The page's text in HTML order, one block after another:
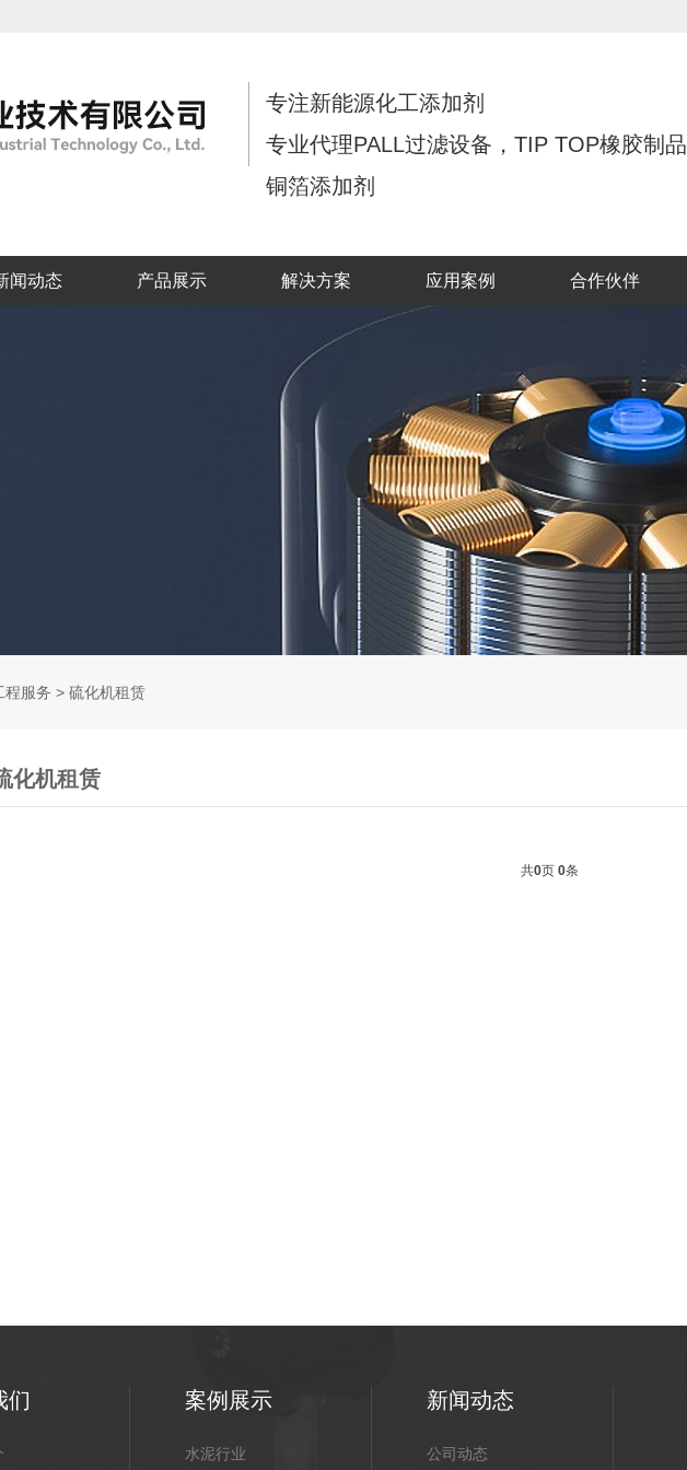
专注新能源化工添加剂
专业代理PALL过滤设备，TIP TOP橡胶制品
铜箔添加剂
闻动态 产品展示 解决方案 应用案例 合作伙伴
程服务 > 硫化机租赁
化机租赁
共0页 0条
们 案例展示
水泥行业
新闻动态
公司动态